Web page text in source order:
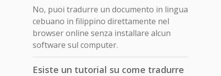
No, puoi tradurre un documento in lingua
cebuano in filippino direttamente nel
browser online senza installare alcun
software sul computer.
Esiste un tutorial su come tradurre